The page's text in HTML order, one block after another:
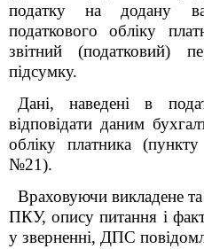
податку на додану
податкового обліку
звітний (податковий)
підсумку.
Дані, наведені в
відповідати даним
обліку платника
№21).
Враховуючи викладене
ПКУ, опису питання і
у зверненні, ДПС